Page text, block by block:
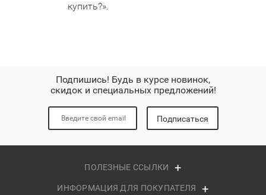
купить?».
Подпишись! Будь в курсе новинок,
скидок и специальных предложений!
Подписаться
ПОЛЕЗНЫЕ ССЫЛКИ
ИНФОРМАЦИЯ ДЛЯ ПОКУПАТЕЛЯ